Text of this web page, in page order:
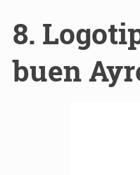
8.
buen